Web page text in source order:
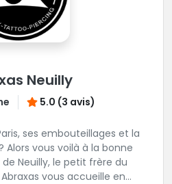
Neuilly
5.0 (3 avis)
ses embouteillages et la
Alors vous voilà à la bonne
Neuilly, le petit frère du
vous accueille en